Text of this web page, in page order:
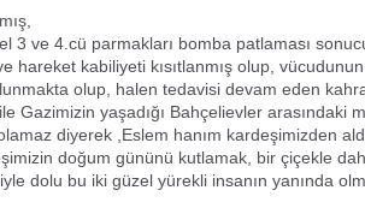
3 ve 4.cü parmakları bomba patlaması
hareket kabiliyeti kısıtlanmış olup,
olup, halen tedavisi devam eden
Gazimizin yaşadığı Bahçelievler arasındaki
diyerek ,Eslem hanım kardeşimizden
doğum gününü kutlamak, bir çiçekle
dolu bu iki güzel yürekli insanın yanında